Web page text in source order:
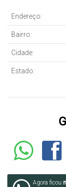
Endereço:
Bairro:
Cidade:
Estado:
Agora ficou